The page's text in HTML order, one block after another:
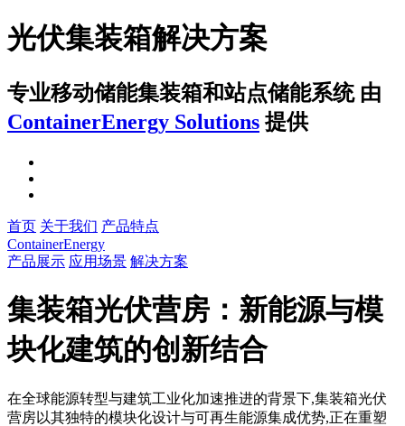
光伏集装箱解决方案
专业移动储能集装箱和站点储能系统 由
ContainerEnergy Solutions 提供
首页 关于我们 产品特点
ContainerEnergy
产品展示 应用场景 解决方案
集装箱光伏营房：新能源与模
块化建筑的创新结合
在全球能源转型与建筑工业化加速推进的背景下,集装箱光伏
营房以其独特的模块化设计与可再生能源集成优势,正在重塑